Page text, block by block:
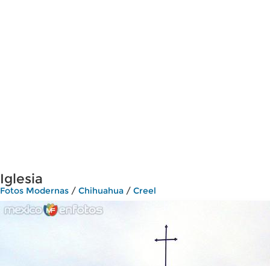
Iglesia
Fotos Modernas / Chihuahua / Creel